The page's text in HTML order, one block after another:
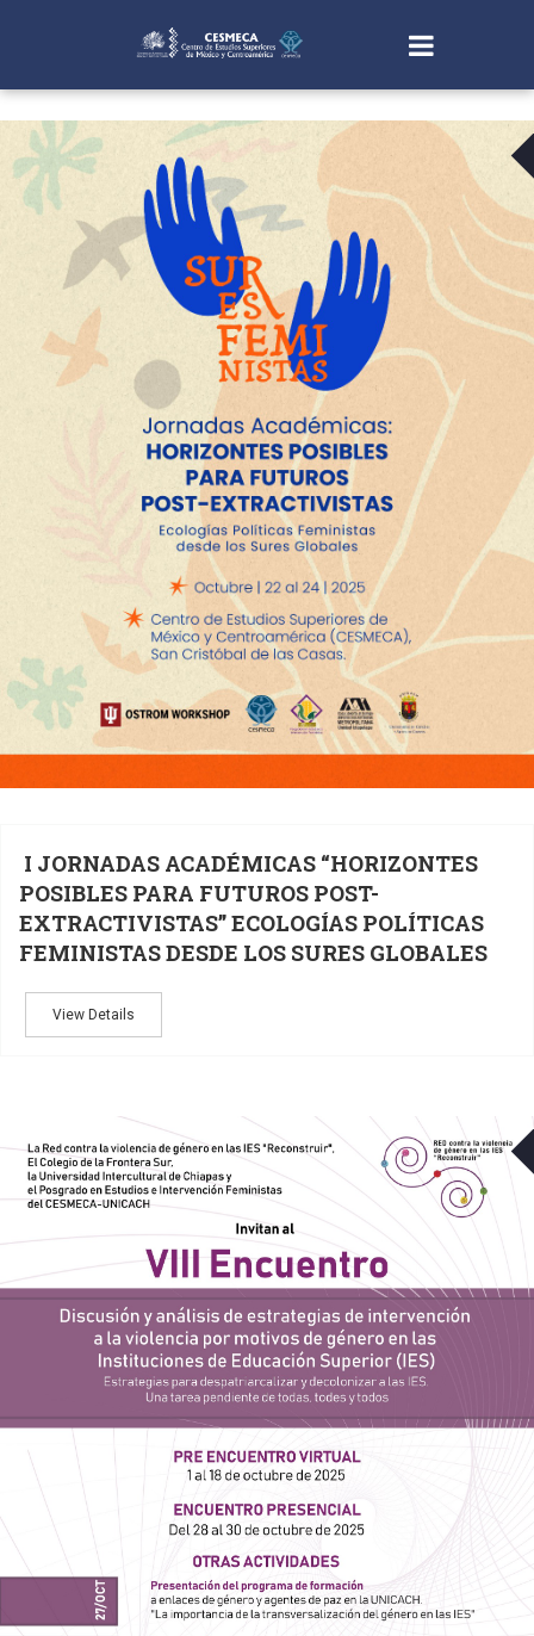
I JORNADAS ACADÉMICAS “HORIZONTES
POSIBLES PARA FUTUROS POST-
EXTRACTIVISTAS” ECOLOGÍAS POLÍTICAS
FEMINISTAS DESDE LOS SURES GLOBALES
View Details